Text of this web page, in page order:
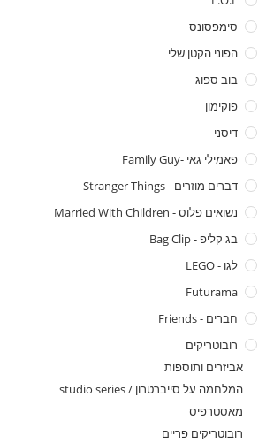
סימפסונס
הפוני הקטן שלי
בוב ספוג
פוקימון
דיסני
פאמילי גאי -family Guy
דברים מוזרים - Stranger Things
נשואים פלוס - Married With Children
בג קליפ - Bag Clip
לגו - LEGO
Futurama
חברים - Friends
רובוטריקים
אביזרים ותוספות
המלחמה על סייברטרון / studio series
מאסטרפיס
רובוטריקים פריים